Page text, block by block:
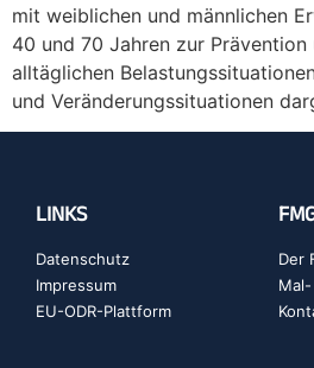
mit weiblichen und männlichen
40 und 70 Jahren zur
alltäglichen
und Veränderungssituationen
LINKS
Datenschutz
Impressum
EU-ODR-Plattform
Der